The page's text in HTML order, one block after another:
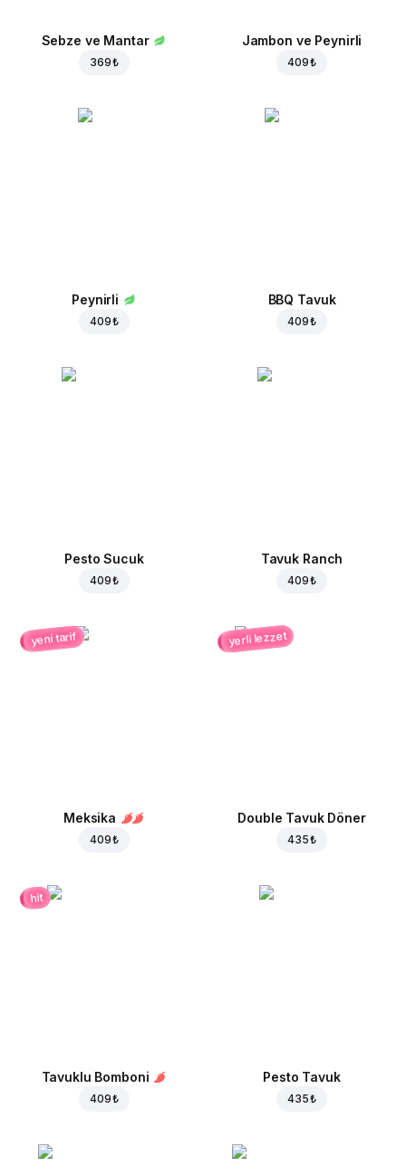
Sebze ve Mantar
369 ₺
Jambon ve Peynirli
409 ₺
Peynirli
409 ₺
BBQ Tavuk
409 ₺
Pesto Sucuk
409 ₺
Tavuk Ranch
409 ₺
yeni tarif
Meksika
409 ₺
yerli lezzet
Double Tavuk Döner
435 ₺
hit
Tavuklu Bomboni
409 ₺
Pesto Tavuk
435 ₺